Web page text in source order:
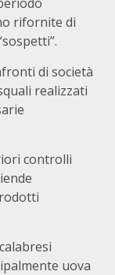
rifornite di
di società
realizzati
controlli
uova